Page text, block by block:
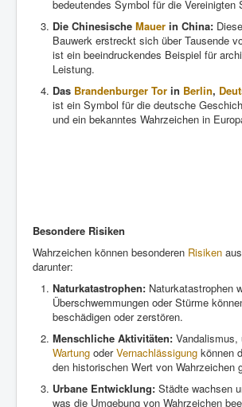
bedeutendes Symbol für die Vereinigten
Die Chinesische Mauer in China:
Bauwerk erstreckt sich über Tausende
ist ein beeindruckendes Beispiel für
Leistung.
Das Brandenburger Tor in Berlin,
ist ein Symbol für die deutsche
und ein bekanntes Wahrzeichen in
Besondere Risiken
Wahrzeichen können besonderen Risiken
darunter:
Naturkatastrophen: Naturkatastrophen
Überschwemmungen oder Stürme
beschädigen oder zerstören.
Menschliche Aktivitäten:
Wartung oderVernachlässigung können
den historischen Wert von Wahrzeichen
Urbane Entwicklung: Städte wachsen
was die Umgebung von Wahrzeichen